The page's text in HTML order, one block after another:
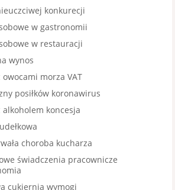
konkurecji
w gastronomii
w restauracji
wynos
morza VAT
posiłków koronawirus
alkoholem koncesja
choroba kucharza
świadczenia pracownicze
cukiernia wymogi